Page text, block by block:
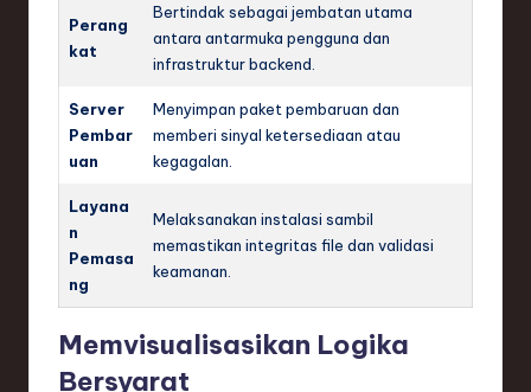
Perang
kat
Bertindak sebagai jembatan utama
antara antarmuka pengguna dan
infrastruktur backend.
Server
Pembar
uan
Menyimpan paket pembaruan dan
memberi sinyal ketersediaan atau
kegagalan.
Layana
n
Pemasa
ng
Melaksanakan instalasi sambil
memastikan integritas file dan validasi
keamanan.
Memvisualisasikan Logika
Bersyarat